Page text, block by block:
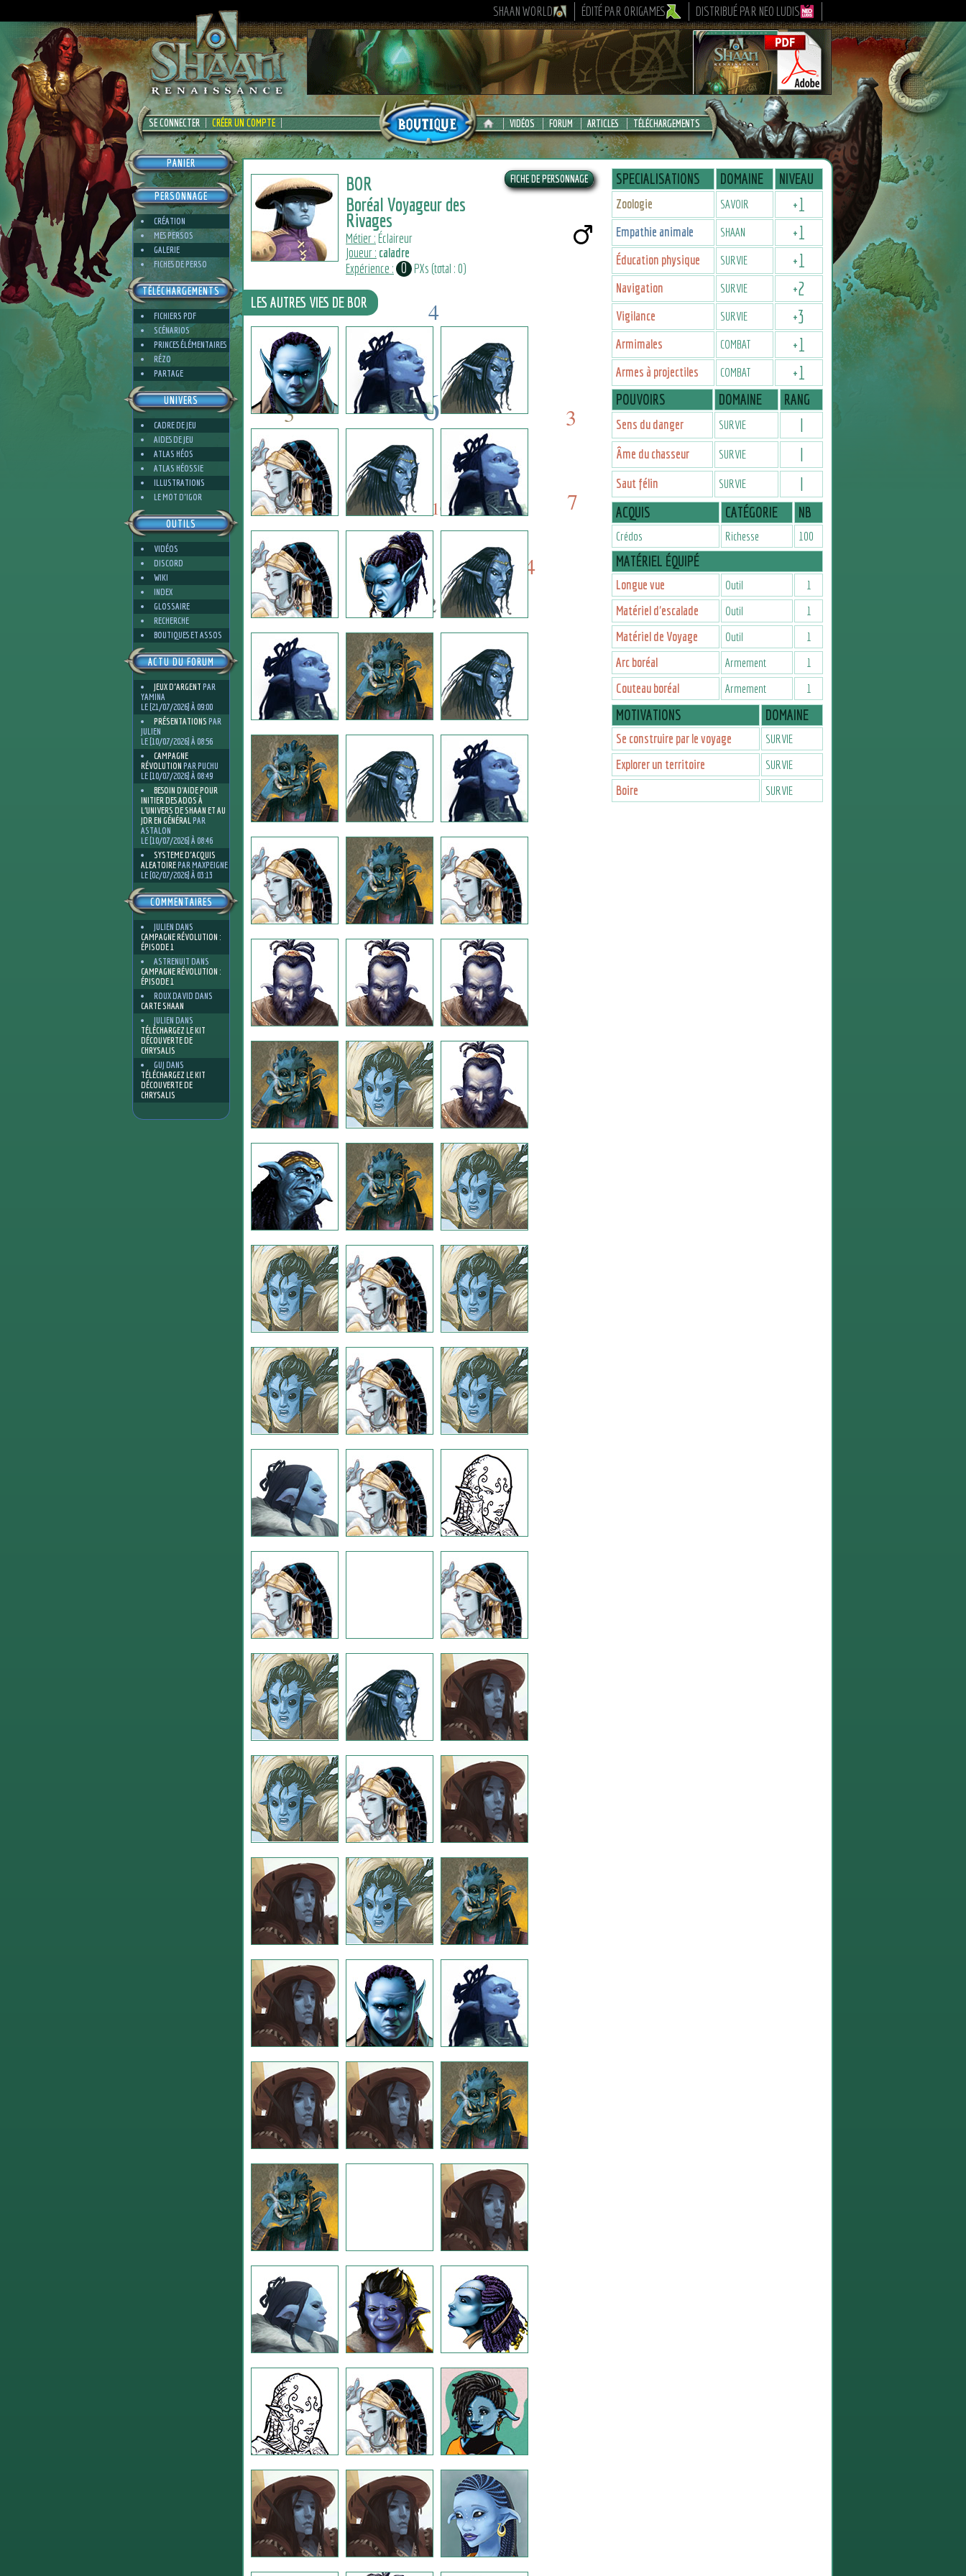
SHAAN WORLD ÉDITÉ PAR ORIGAMES DISTRIBUÉ PAR NEO LUDIS
SE CONNECTER CRÉER UN COMPTE VIDÉOS FORUM ARTICLES TÉLÉCHARGEMENTS
PANIER
PERSONNAGE
CRÉATION
MES PERSOS
GALERIE
FICHES DE PERSO
TÉLÉCHARGEMENTS
FICHIERS PDF
SCÉNARIOS
PRINCES ÉLÉMENTAIRES
RÉZO
PARTAGE
UNIVERS
CADRE DE JEU
AIDES DE JEU
ATLAS HÉOS
ATLAS HÉOSSIE
ILLUSTRATIONS
LE MOT D'IGOR
OUTILS
VIDÉOS
DISCORD
WIKI
INDEX
GLOSSAIRE
RECHERCHE
BOUTIQUES ET ASSOS
ACTU DU FORUM
JEUX D'ARGENT PAR
YAMINA
LE [21/07/2026] À 09:00
PRÉSENTATIONS PAR
JULIEN
LE [10/07/2026] À 08:56
CAMPAGNE
RÉVOLUTION PAR PUCHU
LE [10/07/2026] À 08:49
BESOIN D’AIDE POUR
INITIER DES ADOS À
L’UNIVERS DE SHAAN ET AU
JDR EN GÉNÉRALPAR
ASTALON
LE [10/07/2026] À 08:46
SYSTEME D'ACQUIS
ALEATOIREPAR MAXPEIGNE
LE [02/07/2026] À 03:13
COMMENTAIRES
JULIEN DANS
CAMPAGNE RÉVOLUTION :
ÉPISODE 1
ASTRENUIT DANS
CAMPAGNE RÉVOLUTION :
ÉPISODE 1
ROUX DAVID DANS
CARTE SHAAN
JULIEN DANS
TÉLÉCHARGEZ LE KIT
DÉCOUVERTE DE
CHRYSALIS
GUJ DANS
TÉLÉCHARGEZ LE KIT
DÉCOUVERTE DE
CHRYSALIS
SPECIALISATIONS DOMAINE NIVEAU
Zoologie SAVOIR +1
Empathie animale SHAAN +1
Éducation physique SURVIE +1
Navigation SURVIE +2
Vigilance SURVIE +3
Armimales COMBAT +1
Armes à projectiles COMBAT +1
POUVOIRS DOMAINE RANG
Sens du danger SURVIE I
Âme du chasseur SURVIE I
Saut félin SURVIE I
ACQUIS CATÉGORIE NB
Crédos Richesse 100
MATÉRIEL ÉQUIPÉ
Longue vue Outil 1
Matériel d'escalade Outil 1
Matériel de Voyage Outil 1
Arc boréal Armement 1
Couteau boréal Armement 1
MOTIVATIONS DOMAINE
Se construire par le voyage SURVIE
Explorer un territoire SURVIE
Boire SURVIE
BOR
Boréal Voyageur des
Rivages
Métier : Éclaireur
Joueur : caladre
Expérience : 0 PXs (total : 0)
10
5 10
6
5
2
1
4
3
3
4
2
3
7
4
LES AUTRES VIES DE BOR